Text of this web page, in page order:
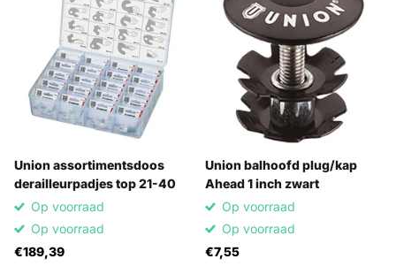
Union assortimentsdoos
derailleurpadjes top 21-40
Op voorraad
Op voorraad
€189,39
Union balhoofd plug/kap
Ahead 1 inch zwart
Op voorraad
Op voorraad
€7,55